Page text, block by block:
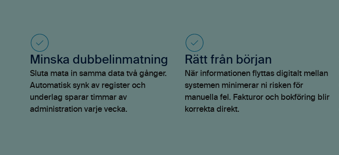
Minska dubbelinmatning
Sluta mata in samma data två gånger.
Automatisk synk av register och
underlag sparar timmar av
administration varje vecka.
Rätt från början
När informationen flyttas digitalt mellan
systemen minimerar ni risken för
manuella fel. Fakturor och bokföring blir
korrekta direkt.